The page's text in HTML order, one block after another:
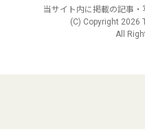
当サイト内に掲載の記事・
(C) Copyright 2026
All